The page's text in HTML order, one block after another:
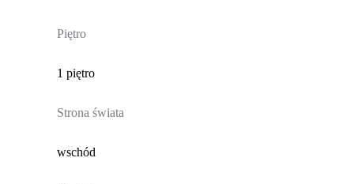
Piętro
1 piętro
Strona świata
wschód